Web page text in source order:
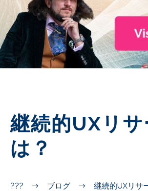
継続的UXリサ
は？
??? ブログ 継続的UXリサ